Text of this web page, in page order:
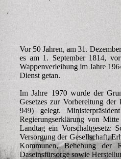
Vor 50 Jahren, am 31.
es am 1. September 1814,
Wappenverleihung im Jahre
Dienst getan.
Im Jahre 1970 wurde der
Gesetzes zur Vorbereitung
949) gelegt.
Regierungserklärung von
Landtag ein Vorschaltgesetz:
Versorgung der Gesellschaft,
Kommunen, Behebung der
Daseinsfürsorge sowie